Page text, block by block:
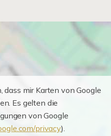
mir Karten von Google
Es gelten die
von Google
privacy).